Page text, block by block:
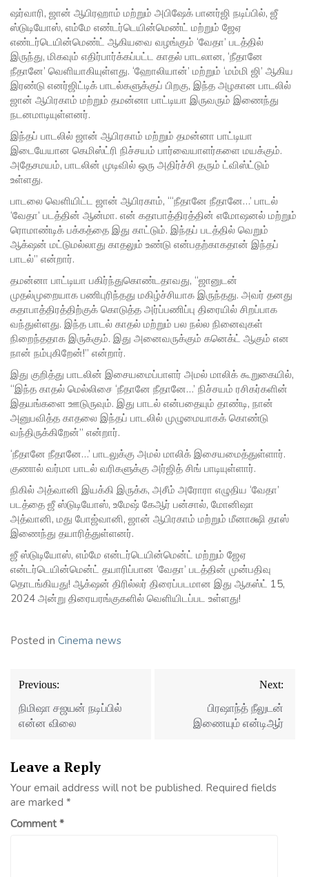
ஷர்வாரி, ஜான் ஆபிரஹாம் மற்றும் அபிஷேக் பானர்ஜி நடிப்பில், ஜீ
ஸ்டுடியோஸ், எம்மே எண்டர்டெயின்மெண்ட் மற்றும் ஜேஏ
எண்டர்டெயின்மெண்ட் ஆகியவை வழங்கும் ‘வேதா’ படத்தில்
இருந்து, மிகவும் எதிர்பார்க்கப்பட்ட காதல் பாடலான, ‘நீதானே
நீதானே’ வெளியாகியுள்ளது. ‘ஹோலியான்’ மற்றும் ‘மம்மி ஜி’ ஆகிய
இரண்டு எனர்ஜிட்டிக் பாடல்களுக்குப் பிறகு, இந்த அழகான பாடலில்
ஜான் ஆபிரகாம் மற்றும் தமன்னா பாட்டியா இருவரும் இணைந்து
நடனமாடியுள்ளனர்.
இந்தப் பாடலில் ஜான் ஆபிரகாம் மற்றும் தமன்னா பாட்டியா
இடையேயான கெமிஸ்ட்ரி நிச்சயம் பார்வையாளர்களை மயக்கும்.
அதேசமயம், பாடலின் முடிவில் ஒரு அதிர்ச்சி தரும் ட்விஸ்ட்டும்
உள்ளது.
பாடலை வெளியிட்ட ஜான் ஆபிரகாம், “‘நீதானே நீதானே…’ பாடல்
‘வேதா’ படத்தின் ஆன்மா. என் கதாபாத்திரத்தின் எமோஷனல் மற்றும்
ரொமாண்டிக் பக்கத்தை இது காட்டும். இந்தப் படத்தில் வெறும்
ஆக்‌ஷன் மட்டுமல்லாது காதலும் உண்டு என்பதற்காகதான் இந்தப்
பாடல்” என்றார்.
தமன்னா பாட்டியா பகிர்ந்துகொண்டதாவது, “ஜானுடன்
முதல்முறையாக பணிபுரிந்தது மகிழ்ச்சியாக இருந்தது. அவர் தனது
கதாபாத்திரத்திற்குக் கொடுத்த அர்ப்பணிப்பு திரையில் சிறப்பாக
வந்துள்ளது. இந்த பாடல் காதல் மற்றும் பல நல்ல நினைவுகள்
நிறைந்ததாக இருக்கும். இது அனைவருக்கும் கனெக்ட் ஆகும் என
நான் நம்புகிறேன்!” என்றார்.
இது குறித்து பாடலின் இசையமைப்பாளர் அமல் மாலிக் கூறுகையில்,
“இந்த காதல் மெல்லிசை ‘நீதானே நீதானே…’ நிச்சயம் ரசிகர்களின்
இதயங்களை ஊடுருவும். இது பாடல் என்பதையும் தாண்டி, நான்
அனுபவித்த காதலை இந்தப் பாடலில் முழுமையாகக் கொண்டு
வந்திருக்கிறேன்” என்றார்.
‘நீதானே நீதானே…’ பாடலுக்கு அமல் மாலிக் இசையமைத்துள்ளார்.
குணால் வர்மா பாடல் வரிகளுக்கு அர்ஜித் சிங் பாடியுள்ளார்.
நிகில் அத்வானி இயக்கி இருக்க, அசீம் அரோரா எழுதிய ‘வேதா’
படத்தை ஜீ ஸ்டுடியோஸ், உமேஷ் கேஆர் பன்சால், மோனிஷா
அத்வானி, மது போஜ்வானி, ஜான் ஆபிரகாம் மற்றும் மீனாக்ஷி தாஸ்
இணைந்து தயாரித்துள்ளனர்.
ஜீ ஸ்டுடியோஸ், எம்மே என்டர்டெயின்மென்ட் மற்றும் ஜேஏ
என்டர்டெயின்மென்ட் தயாரிப்பான ‘வேதா’ படத்தின் முன்பதிவு
தொடங்கியது! ஆக்‌ஷன் திரில்லர் திரைப்படமான இது ஆகஸ்ட் 15,
2024 அன்று திரையரங்குகளில் வெளியிடப்பட உள்ளது!
Posted in Cinema news
Post
navigation
Previous:
நிமிஷா சஜயன் நடிப்பில்
என்ன விலை
Next:
பிரஷாந்த் நீலுடன்
இணையும் என்டிஆர்
Leave a Reply
Your email address will not be published. Required fields
are marked *
Comment*